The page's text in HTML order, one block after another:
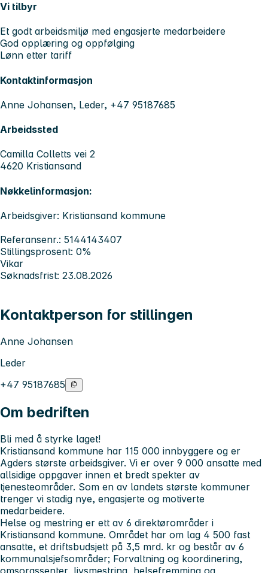
Vi tilbyr
Et godt arbeidsmiljø med engasjerte medarbeidere
God opplæring og oppfølging
Lønn etter tariff
Kontaktinformasjon
Anne Johansen, Leder, +47 95187685
Arbeidssted
Camilla Colletts vei 2
4620 Kristiansand
Nøkkelinformasjon:
Arbeidsgiver: Kristiansand kommune
Referansenr.: 5144143407
Stillingsprosent: 0%
Vikar
Søknadsfrist: 23.08.2026
Kontaktperson for stillingen
Anne Johansen
Leder
+47 95187685
Om bedriften
Bli med å styrke laget!
Kristiansand kommune har 115 000 innbyggere og er
Agders største arbeidsgiver. Vi er over 9 000 ansatte med
allsidige oppgaver innen et bredt spekter av
tjenesteområder. Som en av landets største kommuner
trenger vi stadig nye, engasjerte og motiverte
medarbeidere.
Helse og mestring er ett av 6 direktørområder i
Kristiansand kommune. Området har om lag 4 500 fast
ansatte, et driftsbudsjett på 3,5 mrd. kr og består av 6
kommunalsjefsområder; Forvaltning og koordinering,
omsorgssenter, livsmestring, helsefremming og